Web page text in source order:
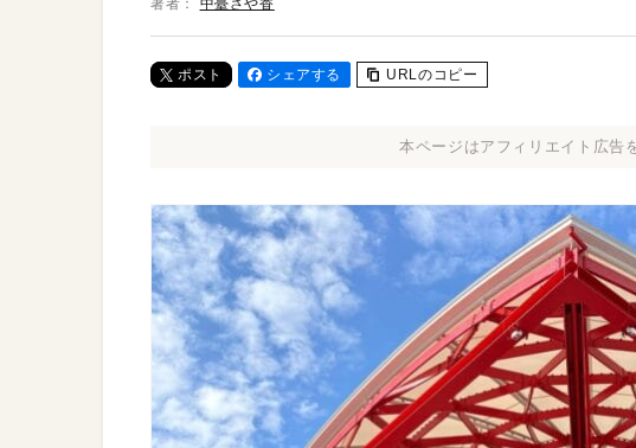
著者： 中臺さや香
ポスト シェアする URLのコピー
本ページはアフィリエイト広告